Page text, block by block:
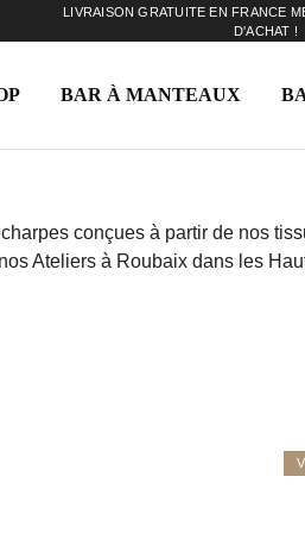
LIVRAISON GRATUITE EN FRANCE
D'ACHAT !
BAR À MANTEAUX
conçues à partir de nos
Ateliers à Roubaix dans les